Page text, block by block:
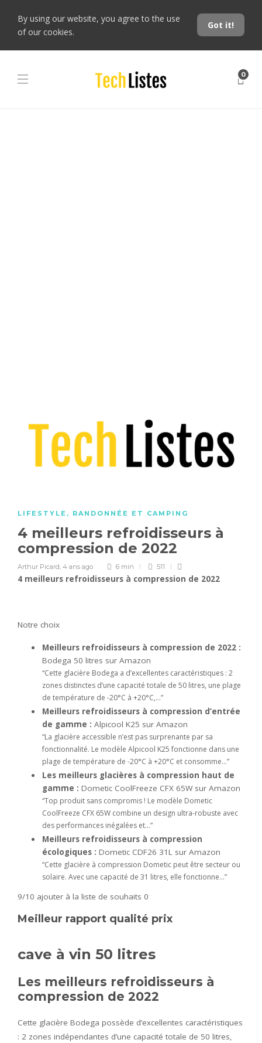
By using our website, you agree to the use
of our cookies.
Got it!
0
LIFESTYLE , RANDONNÉE ET CAMPING
4 meilleurs refroidisseurs à
compression de 2022
Arthur Picard, 4 ans ago 6 min 511
4 meilleurs refroidisseurs à compression de 2022
Notre choix
Meilleurs refroidisseurs à compression de 2022 :
Bodega 50 litres sur Amazon
“Cette glacière Bodega a d’excellentes caractéristiques : 2
zones distinctes d’une capacité totale de 50 litres, une plage
de température de -20°C à +20°C,…”
Meilleurs refroidisseurs à compression d’entrée
de gamme : Alpicool K25 sur Amazon
“La glacière accessible n’est pas surprenante par sa
fonctionnalité. Le modèle Alpicool K25 fonctionne dans une
plage de température de -20°C à +20°C et consomme…”
Les meilleurs glacières à compression haut de
gamme : Dometic CoolFreeze CFX 65W sur Amazon
“Top produit sans compromis ! Le modèle Dometic
CoolFreeze CFX 65W combine un design ultra-robuste avec
des performances inégalées et…”
Meilleurs refroidisseurs à compression
écologiques : Dometic CDF26 31L sur Amazon
“Cette glacière à compression Dometic peut être secteur ou
solaire. Avec une capacité de 31 litres, elle fonctionne…”
9/10 ajouter à la liste de souhaits 0
Meilleur rapport qualité prix
cave à vin 50 litres
Les meilleurs refroidisseurs à
compression de 2022
Cette glacière Bodega possède d’excellentes caractéristiques
: 2 zones indépendantes d’une capacité totale de 50 litres,